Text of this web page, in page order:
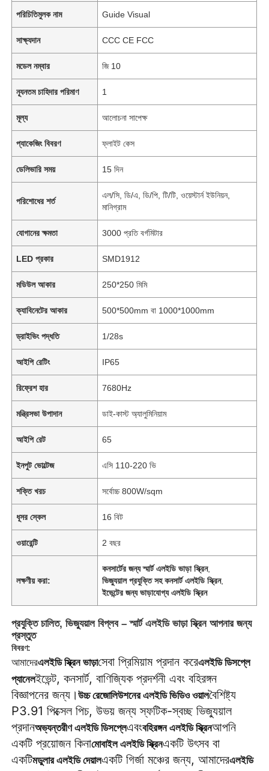
পরিচিতিমুলক নাম Guide Visual
সাক্ষ্যদান CCC CE FCC
মডেল নম্বার জি 10
ন্যূনতম চাহিদার পরিমাণ 1
মূল্য আলোচনা সাপেক্ষ
প্যাকেজিং বিবরণ ফ্লাইট কেস
ডেলিভারি সময় 15 দিন
পরিশোধের শর্ত
এল/সি, ডি/এ, ডি/পি, টি/টি, ওয়েস্টার্ন ইউনিয়ন,
মানিগ্রাম
যোগানের ক্ষমতা 3000 প্রতি বর্গমিটার
LED প্রকার SMD1912
মডিউল আকার 250*250 মিমি
ক্যাবিনেটের আকার 500*500mm বা 1000*1000mm
ড্রাইভিং পদ্ধতি 1/28s
আইপি রেটিং IP65
রিফ্রেশ হার 7680Hz
মন্ত্রিসভা উপাদান ডাই-কাস্ট অ্যালুমিনিয়াম
আইপি রেট 65
ইনপুট ভোল্টেজ এসি 110-220 ভি
শক্তি খরচ সর্বোচ্চ 800W/sqm
ধূসর স্কেল 16 বিট
ওয়ারেন্টি 2 বছর
লক্ষণীয় করা:
কনসার্টের জন্য স্মার্ট এলইডি ভাড়া স্ক্রিন,
ভিজ্যুয়াল প্রযুক্তি সহ কনসার্ট এলইডি স্ক্রিন,
ইভেন্টের জন্য ভাড়াযোগ্য এলইডি স্ক্রিন
প্রযুক্তি চালিত, ভিজ্যুয়াল বিপ্লব – স্মার্ট এলইডি ভাড়া স্ক্রিন আপনার জন্য
প্রস্তুত
বিবরণ:
আমাদেরএলইডি স্ক্রিন ভাড়াসেবা প্রিমিয়াম প্রদান করেএলইডি ডিসপ্লে
প্যানেলইভেন্ট, কনসার্ট, বাণিজ্যিক প্রদর্শনী এবং বহিরঙ্গন
বিজ্ঞাপনের জন্য।উচ্চ রেজোলিউশনের এলইডি ভিডিও ওয়ালবৈশিষ্ট্য
P3.91 পিক্সেল পিচ, উভয় জন্য স্ফটিক-স্বচ্ছ ভিজ্যুয়াল
প্রদানঅভ্যন্তরীণ এলইডি ডিসপ্লেএবংবহিরঙ্গন এলইডি স্ক্রিনআপনি
একটি প্রয়োজন কিনামোবাইল এলইডি স্ক্রিনএকটি উৎসব বা
একটিমডুলার এলইডি দেয়ালএকটি গির্জা মঞ্চের জন্য, আমাদেরএলইডি